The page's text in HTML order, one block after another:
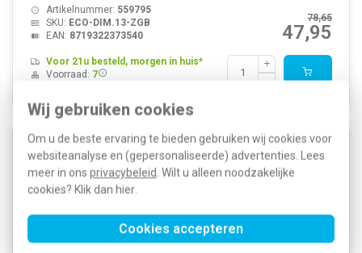
Wij gebruiken cookies
Om u de beste ervaring te bieden gebruiken wij cookies voor
websiteanalyse en (gepersonaliseerde) advertenties. Lees
meer in ons privacybeleid. Wilt u alleen noodzakelijke
cookies? Klik dan hier.
Cookies accepteren
78,65
47,95
Artikelnummer: 559795
SKU: ECO-DIM.13-ZGB
EAN: 8719322373540
Voor 21u besteld, morgen in huis*
Voorraad: 7
EcoDim ECO-DIM.10 ZIGBEE Zigbee LED dimmer
module 0 - 250 Watt RC